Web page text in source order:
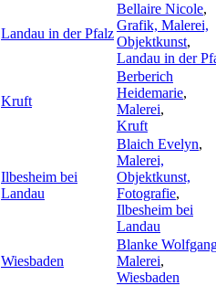
Landau in der Pfalz
Bellaire Nicole,
Grafik, Malerei,
Objektkunst,
Landau in der
Kruft
Berberich
Heidemarie,
Malerei,
Kruft
Ilbesheim bei
Landau
Blaich Evelyn,
Malerei,
Objektkunst,
Fotografie,
Ilbesheim bei
Landau
Wiesbaden
Blanke
Malerei,
Wiesbaden